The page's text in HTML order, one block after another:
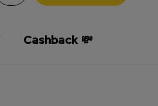
Cashback 💸